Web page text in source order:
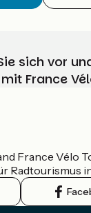
sich vor
France
France Vélo
Radtourismus